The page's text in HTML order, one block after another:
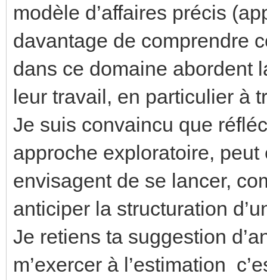
modèle d’affaires précis
davantage de comprendre
dans ce domaine abordent
leur travail, en particulier à
Je suis convaincu que
approche exploratoire,
envisagent de se lancer,
anticiper la structuration
Je retiens ta suggestion
m’exercer à l’estimation